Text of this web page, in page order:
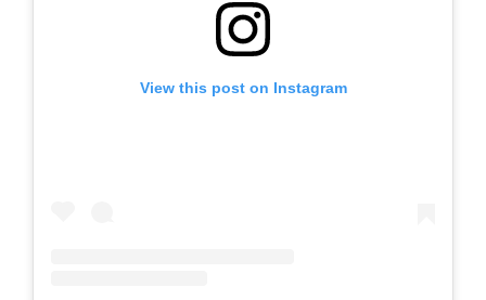
View this post on Instagram